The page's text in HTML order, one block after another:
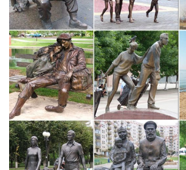
Чебоксарам в интернет-магазине Дочки-
руб., в наличии 51 модель фигурки
Медведи Кошки Кошки Собаки Символ года
Игрушки-грелки…
Статуэтки собак цены от 78.00 руб.
Статуэтки собак, более 1212 моделей в
собак в Москве с быстрой доставкой по
характеристики товара.Фигурка
13,5х10х38 см.
Купить шоколадная фигурка "Символ
Мы предлагаем купить шоколадная